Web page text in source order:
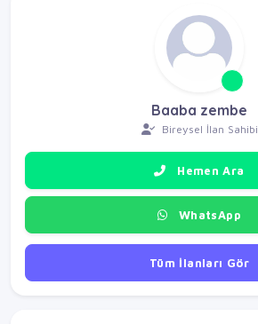
Baaba zembe
Bireysel İlan Sahibi
Hemen Ara
WhatsApp
Tüm İlanları Gör